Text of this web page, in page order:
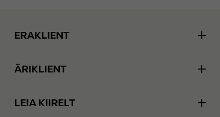
ERAKLIENT
Loo konto
ÄRIKLIENT
LEIA KIIRELT